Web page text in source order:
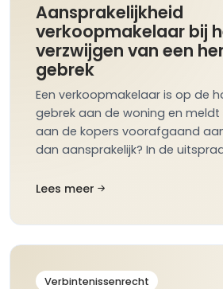
Aansprakelijkheid
verkoopmakelaar bij
verzwijgen van een
gebrek
Een verkoopmakelaar is op de
gebrek aan de woning en
aan de kopers voorafgaand
dan aansprakelijk? In de
Lees meer
Verbintenissenrecht